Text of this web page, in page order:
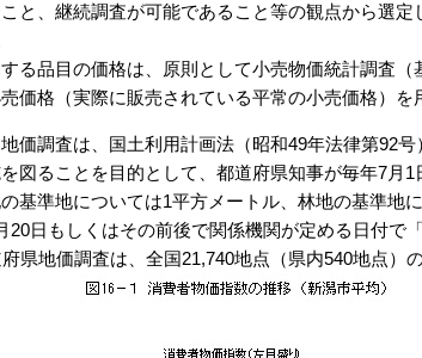
と、継続調査が可能であること等の観点から選
る品目の価格は、原則として小売物価統計調査（
価格（実際に販売されている平常の小売価格）を
価調査は、国土利用計画法（昭和49年法律第92
図ることを目的として、都道府県知事が毎年7月
基準地については1平方メートル、林地の基準地
20日もしくはその前後で関係機関が定める日付で
県地価調査は、全国21,740地点（県内540地点）